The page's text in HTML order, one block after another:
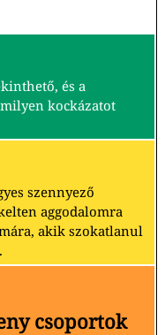
és a
kockázatot
szennyező
aggodalomra
akik szokatlanul
csoportok